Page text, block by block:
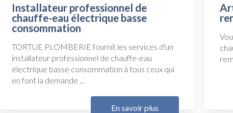
Installateur professionnel de
chauffe-eau électrique basse
consommation
TORTUE PLOMBERIE fournit les services d'un
installateur professionnel de chauffe-eau
électrique basse consommation à tous ceux qui
en font la demande ...
En savoir plus